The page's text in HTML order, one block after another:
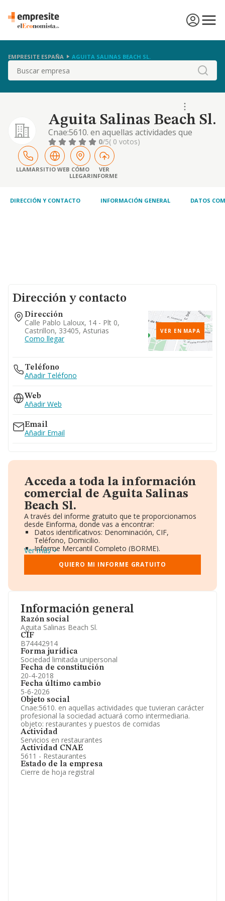
EMPRESITE ESPAÑA AGUITA SALINAS BEACH SL.
Buscar
Aguita Salinas Beach Sl.
Cnae:5610. en aquellas actividades que
tuvieran carácter profesional la sociedad
actuará como intermediaria. objeto:
restaurantes y puestos de comidas
0/5( 0 votos)
LLAMARSITIO WEB CÓMO
LLEGAR
VER
INFORME
DIRECCIÓN Y CONTACTO INFORMACIÓN GENERAL DATOS
Información general
Razón social
Aguita Salinas Beach Sl.
CIF
B74442914
Forma jurídica
Sociedad limitada unipersonal
Fecha de constitución
20-4-2018
Fecha último cambio
5-6-2026
Objeto social
Cnae:5610. en aquellas actividades que tuvieran carácter
profesional la sociedad actuará como intermediaria.
objeto: restaurantes y puestos de comidas
Actividad
Servicios en restaurantes
Actividad CNAE
5611 - Restaurantes
Estado de la empresa
Cierre de hoja registral
Dirección y contacto
Dirección
Calle Pablo Laloux, 14 - Plt 0,
Castrillon, 33405, Asturias
Como llegar
VER EN MAPA
Teléfono
Añadir Teléfono
Web
Añadir Web
Email
Añadir Email
Acceda a toda la información
comercial de Aguita Salinas
Beach Sl.
A través del informe gratuito que te proporcionamos
desde Einforma, donde vas a encontrar:
Datos identificativos: Denominación, CIF,
Teléfono, Domicilio.
Informe Mercantil Completo (BORME).
Gráficos de Evolución Ventas y Empleados.
Consejo de Administración y Administradores.
Directivos y Ejecutivos.
Información oficial y registral complementaria.
Ver más
QUIERO MI INFORME GRATUITO